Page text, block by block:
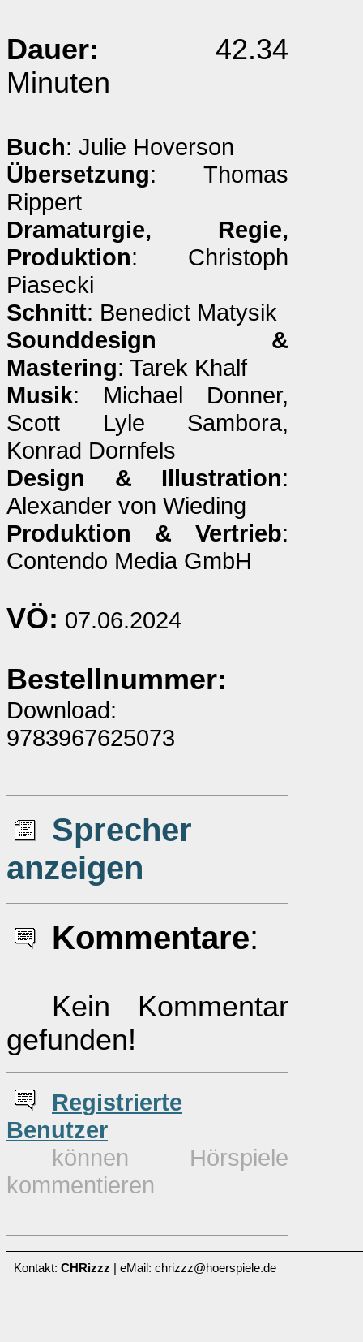
Dauer: 42.34
Minuten
Buch: Julie Hoverson
Übersetzung: Thomas
Rippert
Dramaturgie, Regie,
Produktion: Christoph
Piasecki
Schnitt: Benedict Matysik
Sounddesign &
Mastering: Tarek Khalf
Musik: Michael Donner,
Scott Lyle Sambora,
Konrad Dornfels
Design & Illustration:
Alexander von Wieding
Produktion & Vertrieb:
Contendo Media GmbH
VÖ: 07.06.2024
Bestellnummer:
Download:
9783967625073
Sprecher
anzeigen
Kommentare:
Kein Kommentar
gefunden!
Registrierte
Benutzer
können Hörspiele
kommentieren
Kontakt: CHRizzz | eMail: chrizzz@hoerspiele.de